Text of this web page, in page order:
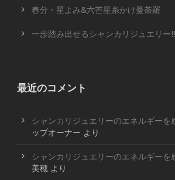
春分・星よみ&六芒星糸かけ曼荼羅
一歩踏み出せるシャンカリジュエリー!!
最近のコメント
シャンカリジュエリーのエネルギーを
ップオーナー より
シャンカリジュエリーのエネルギーを
美穂 より